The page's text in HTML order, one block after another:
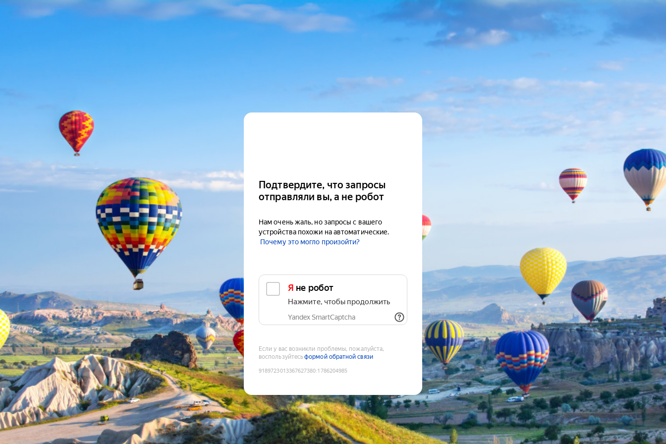
Подтвердите, что запросы
отправляли вы, а не робот
Нам очень жаль, но запросы с вашего
устройства похожи на автоматические.
Почему это могло произойти?
Я не робот
Нажмите, чтобы продолжить
Yandex SmartCaptcha
Если у вас возникли проблемы, пожалуйста,
воспользуйтесьформой обратной связи
9189723013367627380:1786204985